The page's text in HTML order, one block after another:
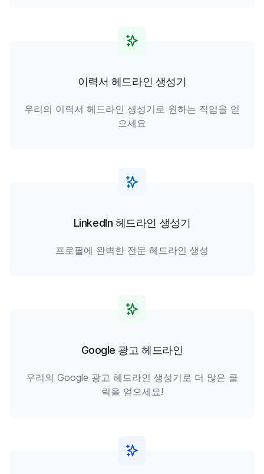
이력서 헤드라인 생성기
우리의 이력서 헤드라인 생성기로 원하는 직업을 얻
으세요
LinkedIn 헤드라인 생성기
프로필에 완벽한 전문 헤드라인 생성
Google 광고 헤드라인
우리의 Google 광고 헤드라인 생성기로 더 많은 클
릭을 얻으세요!